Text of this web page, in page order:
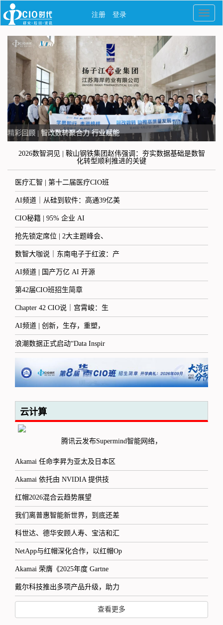
精彩回顾 | 智改数转聚合力 行业赋能
2026数智洞见 | 鞍山钢铁集团赵伟强调：夯实数据基础是数智
化转型顺利推进的关键
医疗汇智 | 第十二届医疗CIO班
AI频道｜从硅到软件：高通39亿美
CIO秘籍 | 95% 企业 AI
抢先锁定席位 | 2大主题峰会、
数智大咖说｜东南电子于红波：产
AI频道 | 国产万亿 AI 开源
第42届CIO班招生简章
Chapter 42 CIO说｜宫霄峻：生
AI频道 | 创新，生存，重塑，
浪潮数据正式启动“Data Inspir
云计算
腾讯云发布Supermind智能网络，
Akamai 任命李昇为亚太及日本区
Akamai 依托由 NVIDIA 提供技
红帽2026混合云趋势展望
我们离普惠智能新世界，到底还差
科世达、德华安顾人寿、宝洁和汇
NetApp与红帽深化合作，以红帽Op
Akamai 荣膺《2025年度 Gartne
戴尔科技推出多项产品升级，助力
查看更多